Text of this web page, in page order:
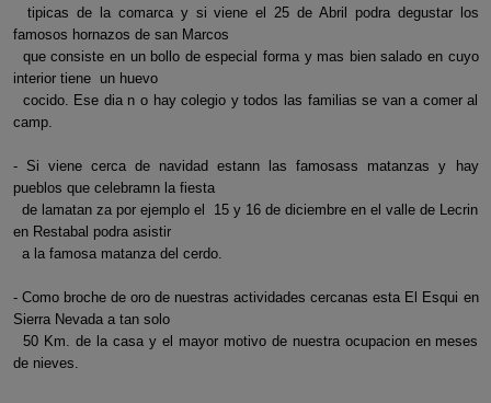
tipicas de la comarca y si viene el 25 de Abril podra degustar los
famosos hornazos de san Marcos
que consiste en un bollo de especial forma y mas bien salado en cuyo
interior tiene un huevo
cocido. Ese dia n o hay colegio y todos las familias se van a comer al
camp.
- Si viene cerca de navidad estann las famosass matanzas y hay
pueblos que celebramn la fiesta
de lamatan za por ejemplo el 15 y 16 de diciembre en el valle de Lecrin
en Restabal podra asistir
a la famosa matanza del cerdo.
- Como broche de oro de nuestras actividades cercanas esta El Esqui en
Sierra Nevada a tan solo
50 Km. de la casa y el mayor motivo de nuestra ocupacion en meses
de nieves.